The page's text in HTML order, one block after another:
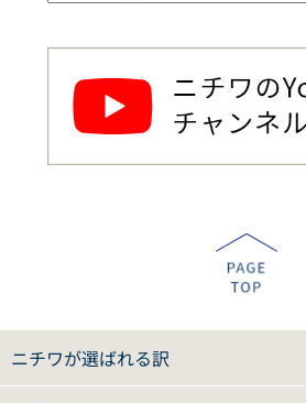
ニチワが選ばれる訳